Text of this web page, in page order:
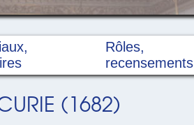
Rôles,
recensements
(1682)